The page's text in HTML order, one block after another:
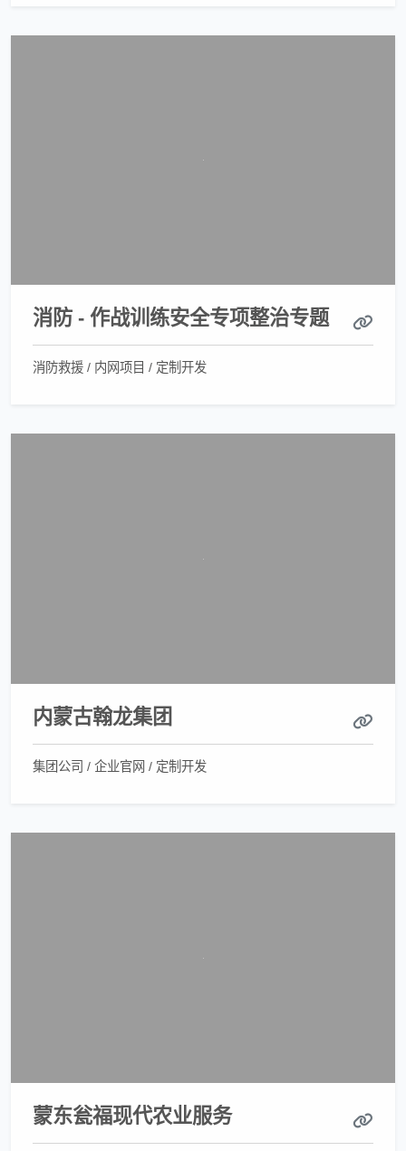
消防 - 作战训练安全专项整治专题
消防救援 / 内网项目 / 定制开发
内蒙古翰龙集团
集团公司 / 企业官网 / 定制开发
蒙东瓮福现代农业服务